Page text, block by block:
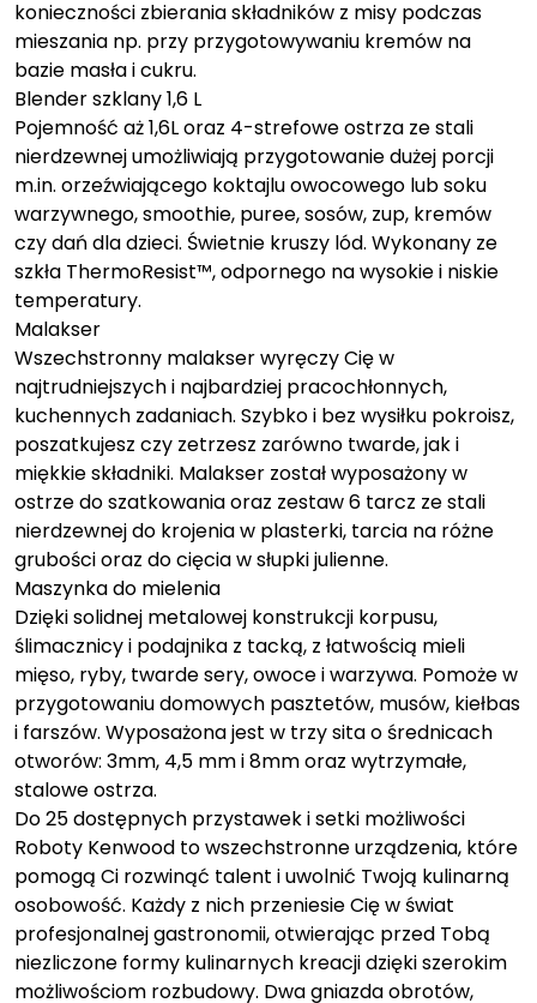
konieczności zbierania składników z misy podczas
mieszania np. przy przygotowywaniu kremów na
bazie masła i cukru.
Blender szklany 1,6 L
Pojemność aż 1,6L oraz 4-strefowe ostrza ze stali
nierdzewnej umożliwiają przygotowanie dużej porcji
m.in. orzeźwiającego koktajlu owocowego lub soku
warzywnego, smoothie, puree, sosów, zup, kremów
czy dań dla dzieci. Świetnie kruszy lód. Wykonany ze
szkła ThermoResist™, odpornego na wysokie i niskie
temperatury.
Malakser
Wszechstronny malakser wyręczy Cię w
najtrudniejszych i najbardziej pracochłonnych,
kuchennych zadaniach. Szybko i bez wysiłku pokroisz,
poszatkujesz czy zetrzesz zarówno twarde, jak i
miękkie składniki. Malakser został wyposażony w
ostrze do szatkowania oraz zestaw 6 tarcz ze stali
nierdzewnej do krojenia w plasterki, tarcia na różne
grubości oraz do cięcia w słupki julienne.
Maszynka do mielenia
Dzięki solidnej metalowej konstrukcji korpusu,
ślimacznicy i podajnika z tacką, z łatwością mieli
mięso, ryby, twarde sery, owoce i warzywa. Pomoże w
przygotowaniu domowych pasztetów, musów, kiełbas
i farszów. Wyposażona jest w trzy sita o średnicach
otworów: 3mm, 4,5 mm i 8mm oraz wytrzymałe,
stalowe ostrza.
Do 25 dostępnych przystawek i setki możliwości
Roboty Kenwood to wszechstronne urządzenia, które
pomogą Ci rozwinąć talent i uwolnić Twoją kulinarną
osobowość. Każdy z nich przeniesie Cię w świat
profesjonalnej gastronomii, otwierając przed Tobą
niezliczone formy kulinarnych kreacji dzięki szerokim
możliwościom rozbudowy. Dwa gniazda obrotów,